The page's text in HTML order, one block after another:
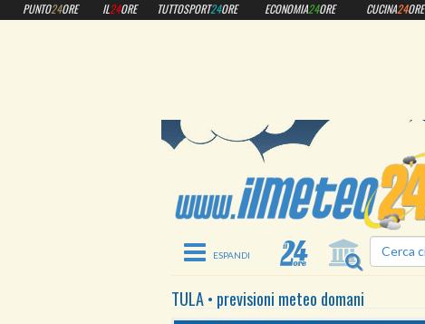
Toggle navigation
TULA• previsioni meteo domani
PUNTO24ORE IL24ORE TUTTOSPORT24ORE ECONOMIA24ORE CUCINA24ORE